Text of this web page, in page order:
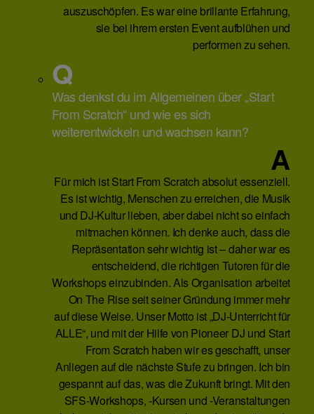
auszuschöpfen. Es war eine brillante Erfahrung,
sie bei ihrem ersten Event aufblühen und
performen zu sehen.
Q
Was denkst du im Allgemeinen über „Start
From Scratch“ und wie es sich
weiterentwickeln und wachsen kann?
A
Für mich ist Start From Scratch absolut essenziell.
Es ist wichtig, Menschen zu erreichen, die Musik
und DJ-Kultur lieben, aber dabei nicht so einfach
mitmachen können. Ich denke auch, dass die
Repräsentation sehr wichtig ist – daher war es
entscheidend, die richtigen Tutoren für die
Workshops einzubinden. Als Organisation arbeitet
On The Rise seit seiner Gründung immer mehr
auf diese Weise. Unser Motto ist „DJ-Unterricht für
ALLE“, und mit der Hilfe von Pioneer DJ und Start
From Scratch haben wir es geschafft, unser
Anliegen auf die nächste Stufe zu bringen. Ich bin
gespannt auf das, was die Zukunft bringt. Mit den
SFS-Workshops, -Kursen und -Veranstaltungen